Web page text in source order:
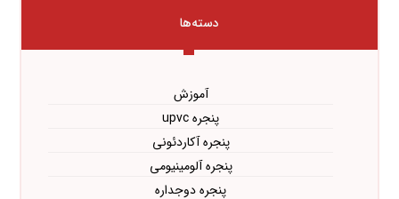
دسته‌ها
آموزش
پنجره upvc
پنجره آکاردئونی
پنجره آلومینیومی
پنجره دوجداره